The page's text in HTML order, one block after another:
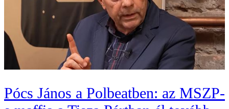
Pócs János a Polbeatben: az MSZP-